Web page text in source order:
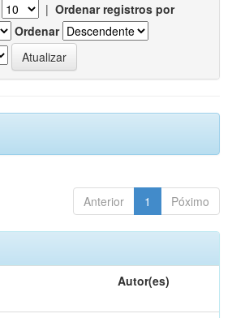
| Ordenar registros por
Ordenar
Anterior 1 Póximo
Autor(es)